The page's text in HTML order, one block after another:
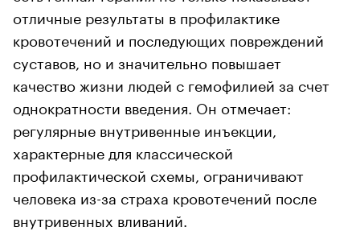
отличные результаты в профилактике
кровотечений и последующих повреждений
суставов, но и значительно повышает
качество жизни людей с гемофилией за счет
однократности введения. Он отмечает:
регулярные внутривенные инъекции,
характерные для классической
профилактической схемы, ограничивают
человека из-за страха кровотечений после
внутривенных вливаний.